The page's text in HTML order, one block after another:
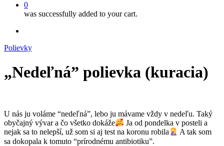
0
was successfully added to your cart.
Polievky
„Nedeľná” polievka (kuracia)
U nás ju voláme “nedeľná”, lebo ju mávame vždy v nedeľu. Taký
obyčajný vývar a čo všetko dokáže
Ja od pondelka v posteli a
nejak sa to nelepší, už som si aj test na koronu robila
A tak som
sa dokopala k tomuto “prírodnému antibiotiku”.